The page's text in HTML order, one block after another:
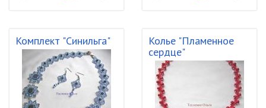
Комплект "Синильга"
Колье "Пламенное
сердце"